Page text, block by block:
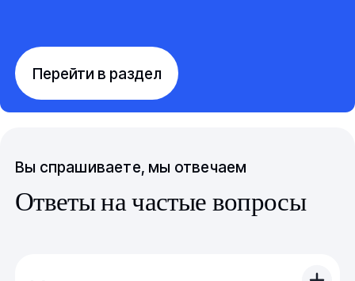
Перейти в раздел
Вы спрашиваете, мы отвечаем
Ответы на частые вопросы